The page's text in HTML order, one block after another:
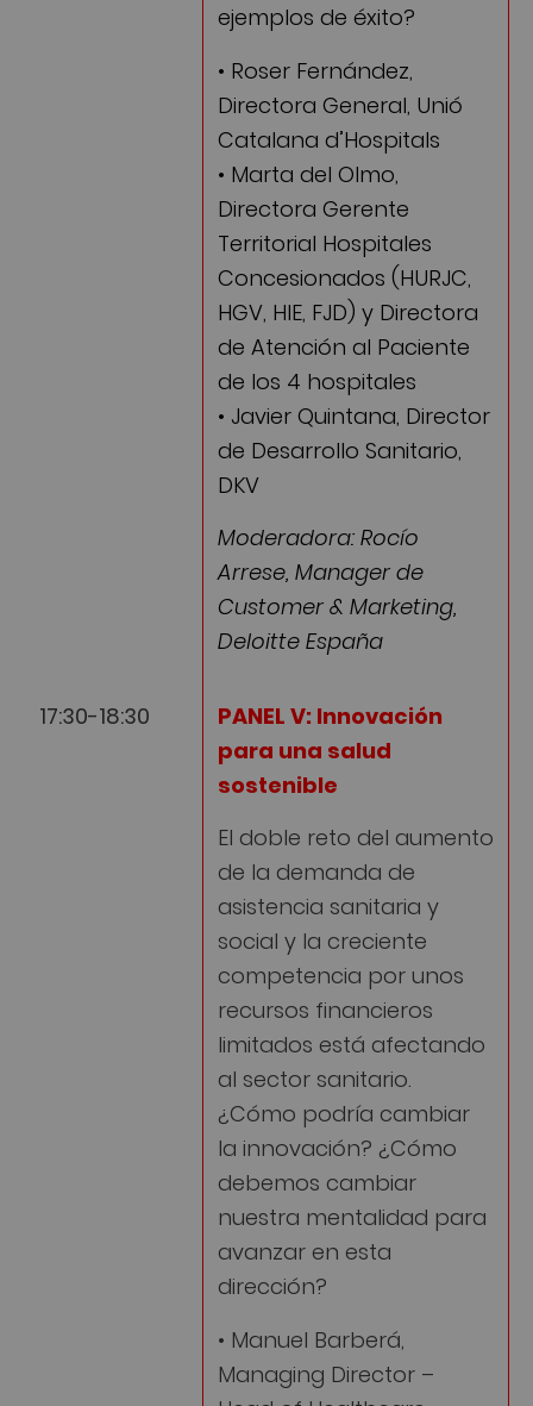
ejemplos de éxito?
• Roser Fernández,
Directora General, Unió
Catalana d’Hospitals
• Marta del Olmo,
Directora Gerente
Territorial Hospitales
Concesionados (HURJC,
HGV, HIE, FJD) y Directora
de Atención al Paciente
de los 4 hospitales
• Javier Quintana, Director
de Desarrollo Sanitario,
DKV
Moderadora: Rocío
Arrese, Manager de
Customer & Marketing,
Deloitte España
17:30-18:30
PANEL V: Innovación
para una salud
sostenible
El doble reto del aumento
de la demanda de
asistencia sanitaria y
social y la creciente
competencia por unos
recursos financieros
limitados está afectando
al sector sanitario.
¿Cómo podría cambiar
la innovación? ¿Cómo
debemos cambiar
nuestra mentalidad para
avanzar en esta
dirección?
• Manuel Barberá,
Managing Director –